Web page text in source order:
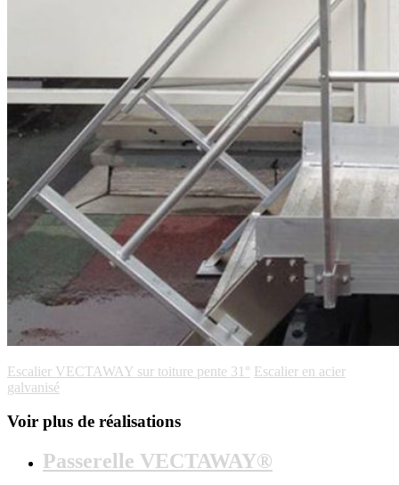
Escalier VECTAWAY sur toiture pente 31° Escalier en acier
galvanisé
Voir plus de réalisations
Passerelle VECTAWAY®